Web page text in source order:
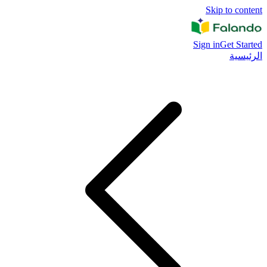
Skip to content
Sign inGet Started
الرئيسية